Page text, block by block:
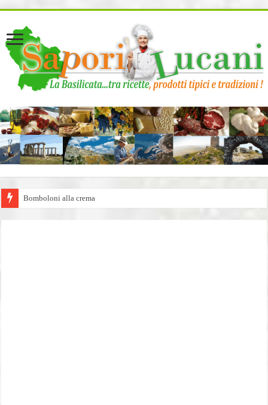
Bomboloni alla crema